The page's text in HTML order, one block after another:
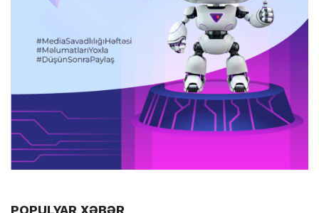
POPULYAR XƏBƏR